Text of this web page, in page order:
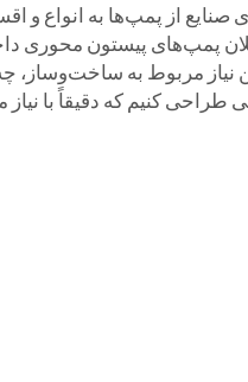
صنایع از پمپ‌ها به انواع و
پمپ‌های پیستون
نیاز مربوط به ساخت‌وساز،
طراحی کنیم که دقیقاً با